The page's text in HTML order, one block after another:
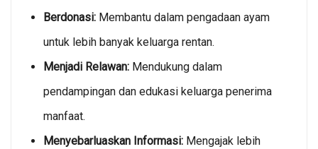
Berdonasi: Membantu dalam pengadaan ayam
untuk lebih banyak keluarga rentan.
Menjadi Relawan: Mendukung dalam
pendampingan dan edukasi keluarga penerima
manfaat.
Menyebarluaskan Informasi: Mengajak lebih